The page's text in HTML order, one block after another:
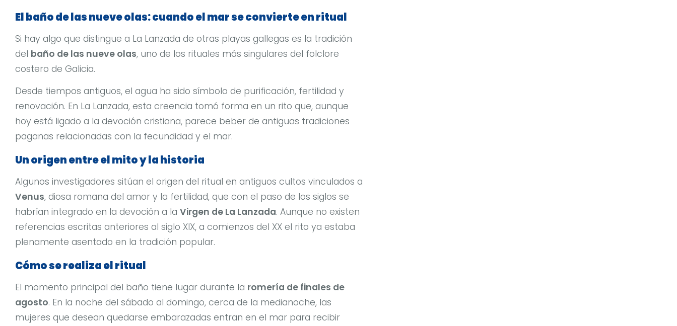
El baño de las nueve olas: cuando el mar se convierte en ritual
Si hay algo que distingue a La Lanzada de otras playas gallegas es la tradición
del baño de las nueve olas, uno de los rituales más singulares del folclore
costero de Galicia.
Desde tiempos antiguos, el agua ha sido símbolo de purificación, fertilidad y
renovación. En La Lanzada, esta creencia tomó forma en un rito que, aunque
hoy está ligado a la devoción cristiana, parece beber de antiguas tradiciones
paganas relacionadas con la fecundidad y el mar.
Un origen entre el mito y la historia
Algunos investigadores sitúan el origen del ritual en antiguos cultos vinculados a
Venus, diosa romana del amor y la fertilidad, que con el paso de los siglos se
habrían integrado en la devoción a la Virgen de La Lanzada. Aunque no existen
referencias escritas anteriores al siglo XIX, a comienzos del XX el rito ya estaba
plenamente asentado en la tradición popular.
Cómo se realiza el ritual
El momento principal del baño tiene lugar durante la romería de finales de
agosto. En la noche del sábado al domingo, cerca de la medianoche, las
mujeres que desean quedarse embarazadas entran en el mar para recibir